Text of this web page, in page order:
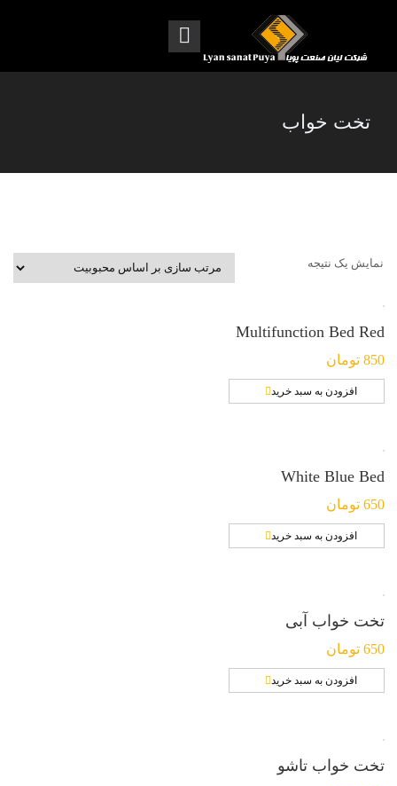
تخت خواب
نمایش یک نتیجه
Multifunction Bed Red
850 تومان
افزودن به سبد خرید
White Blue Bed
650 تومان
افزودن به سبد خرید
تخت خواب آبی
650 تومان
افزودن به سبد خرید
تخت خواب تاشو